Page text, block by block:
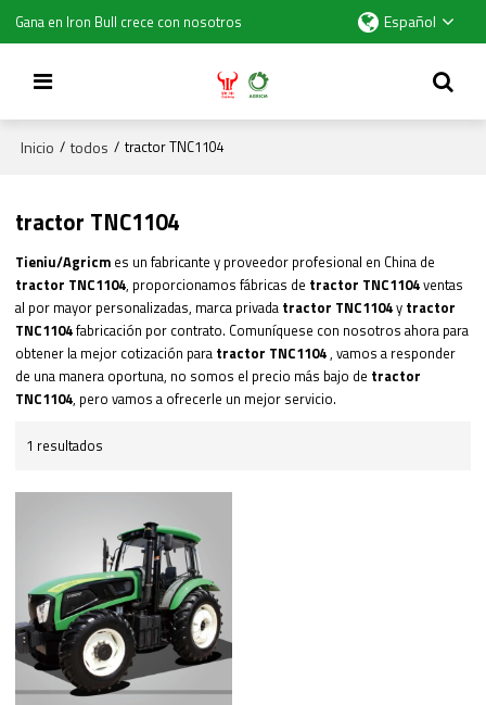
Gana en Iron Bull crece con nosotros Español
Inicio / todos / tractor TNC1104
tractor TNC1104
Tieniu/Agricm es un fabricante y proveedor profesional en China de
tractor TNC1104, proporcionamos fábricas de tractor TNC1104ventas
al por mayor personalizadas, marca privada tractor TNC1104y tractor
TNC1104fabricación por contrato. Comuníquese con nosotros ahora para
obtener la mejor cotización para tractor TNC1104, vamos a responder
de una manera oportuna, no somos el precio más bajo de tractor
TNC1104, pero vamos a ofrecerle un mejor servicio.
1 resultados